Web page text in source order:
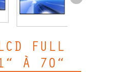
FULL
À 70“